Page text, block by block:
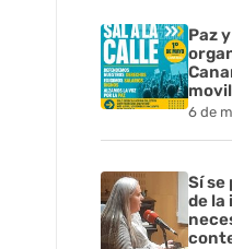
Paz
6 de
Sí se
de la